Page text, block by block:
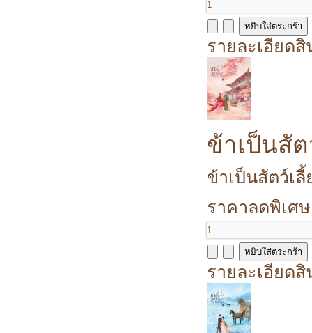
รายละเอียด
ข้าเป็นสั
ข้าเป็นสัตว์เ
ราคาลดพิเศ
รายละเอียด